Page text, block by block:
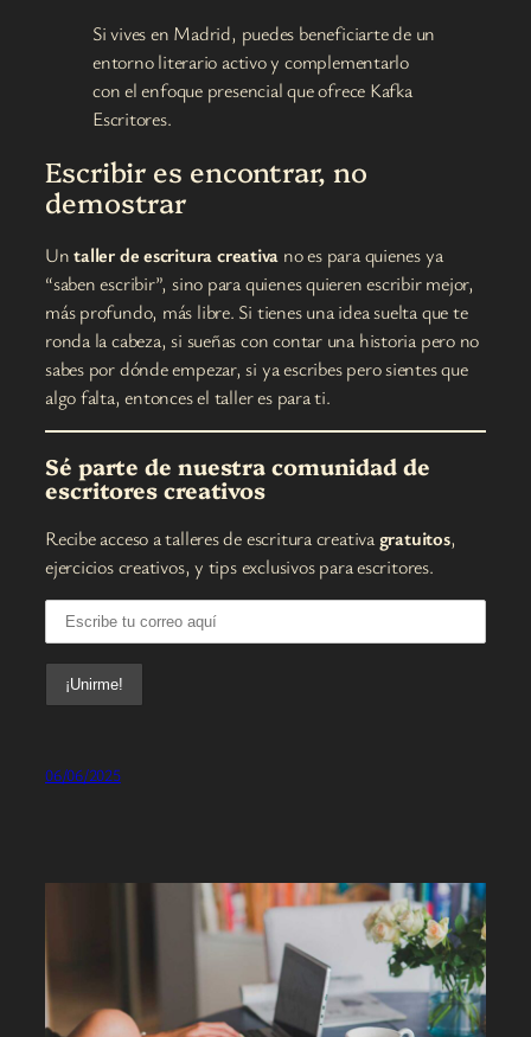
Si vives en Madrid, puedes beneficiarte de un
entorno literario activo y complementarlo
con el enfoque presencial que ofrece Kafka
Escritores.
Escribir es encontrar, no
demostrar
Untaller de escritura creativa no es para quienes ya
“saben escribir”, sino para quienes quieren escribir mejor,
más profundo, más libre. Si tienes una idea suelta que te
ronda la cabeza, si sueñas con contar una historia pero no
sabes por dónde empezar, si ya escribes pero sientes que
algo falta, entonces el taller es para ti.
Sé parte de nuestra comunidad de
escritores creativos
Recibe acceso a talleres de escritura creativa gratuitos,
ejercicios creativos, y tips exclusivos para escritores.
06/06/2025